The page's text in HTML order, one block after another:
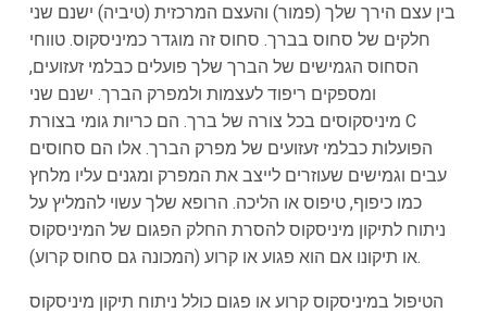
בין עצם הירך שלך (פמור) והעצם המרכזית (טיביה) ישנם שני
חלקים של סחוס בברך. סחוס זה מוגדר כמיניסקוס. טווחי
הסחוס הגמישים של הברך שלך פועלים כבלמי זעזועים,
ומספקים ריפוד לעצמות ולמפרק הברך. ישנם שני
מיניסקוסים בכל צורה של ברך. הם כריות גומי בצורת C
הפועלות כבלמי זעזועים של מפרק הברך. אלו הם סחוסים
עבים וגמישים שעוזרים לייצב את המפרק ומגנים עליו מלחץ
כמו כיפוף, טיפוס או הליכה. הרופא שלך עשוי להמליץ על
ניתוח לתיקון מיניסקוס להסרת החלק הפגום של המיניסקוס
או תיקונו אם הוא פגוע או קרוע (המכונה גם סחוס קרוע).
הטיפול במיניסקוס קרוע או פגום כולל ניתוח תיקון מיניסקוס